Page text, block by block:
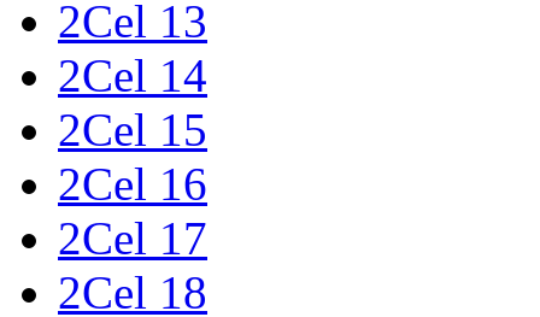
2Cel 13
2Cel 14
2Cel 15
2Cel 16
2Cel 17
2Cel 18